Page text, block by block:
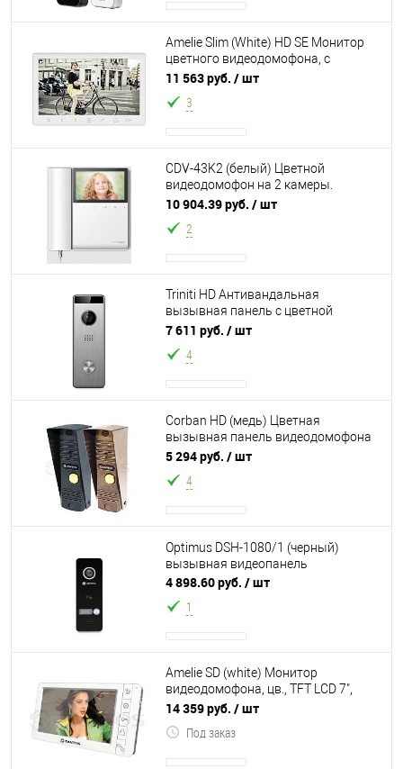
Amelie Slim (White) HD SE Монитор
цветного видеодомофона, с
поддержкой форматов AHD / TVI /
11 563 руб. / шт
3
CDV-43K2 (белый) Цветной
видеодомофон на 2 камеры.
Дисплей: 4,3 дюйма (10,92 см) LCD
10 904.39 руб. / шт
2
Triniti HD Антивандальная
вызывная панель с цветной
видеокамерой формата AHD 1080p
7 611 руб. / шт
4
Corban HD (медь) Цветная
вызывная панель видеодомофона
формата AHD 1080p, накладного
5 294 руб. / шт
4
Optimus DSH-1080/1 (черный)
вызывная видеопанель
4 898.60 руб. / шт
1
Amelie SD (white) Монитор
видеодомофона, цв., TFT LCD 7",
PAL/NTSC, Hands-Free, запись фото
14 359 руб. / шт
Под заказ